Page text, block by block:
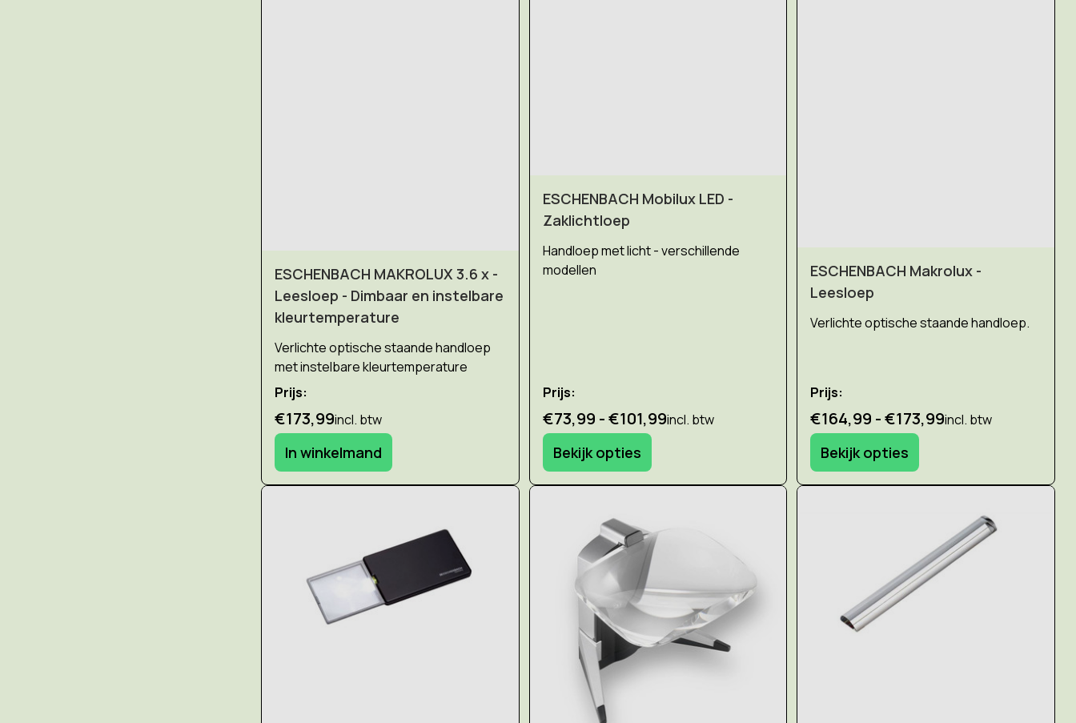
ESCHENBACH MAKROLUX 3.6 x -
Leesloep - Dimbaar en instelbare
kleurtemperature
Verlichte optische staande handloep
met instelbare kleurtemperature
Prijs:
€173,99incl. btw
In winkelmand
ESCHENBACH Mobilux LED -
Zaklichtloep
Handloep met licht - verschillende
modellen
Prijs:
€73,99 - €101,99incl. btw
Bekijk opties
ESCHENBACH Makrolux -
Leesloep
Verlichte optische staande handloep.
Prijs:
€164,99 - €173,99incl. btw
Bekijk opties